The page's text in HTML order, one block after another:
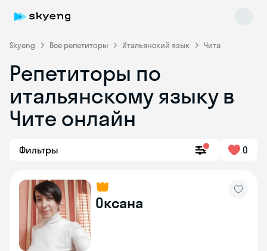
Skyeng Все репетиторы Итальянский язык Чита
Репетиторы по
итальянскому языку в
Чите онлайн
Фильтры 0
Оксана
Skyeng Chat